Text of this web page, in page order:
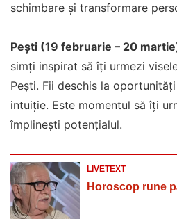
schimbare și transformare
Pești (19 februarie – 20
simți inspirat să îți urmezi
Pești. Fii deschis la
intuiție. Este momentul să îți
împlinești potențialul.
LIVETEXT
Horoscop rune